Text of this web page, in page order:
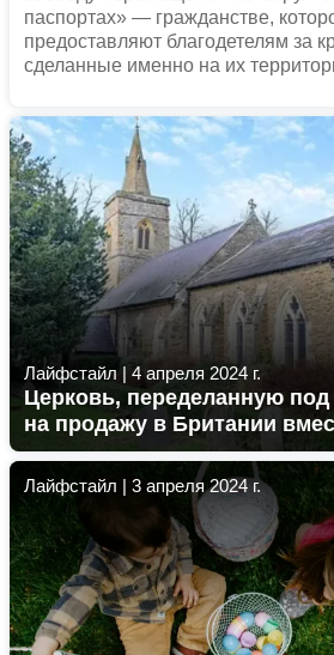
паспортах» — гражданстве,
предоставляют благодетелям за
сделанные именно на их
поддержать экономику, а
путешествовать в различные
получать в упрощенном режиме.
каких странах россияне могут
гражданство за инвестиции.
Лайфстайл| 4 апреля 2024 г.
Церковь, переделанную
на продажу в Британии
Лайфстайл | 3 апреля 2024 г.